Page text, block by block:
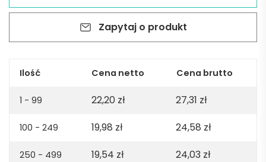
recyklingu
nierdzewnej
Czerwony
Zapytaj o produkt
Ilość Cena netto Cena brutto
1 - 99 22,20 zł 27,31 zł
100 - 249 19,98 zł 24,58 zł
250 - 499 19,54 zł 24,03 zł